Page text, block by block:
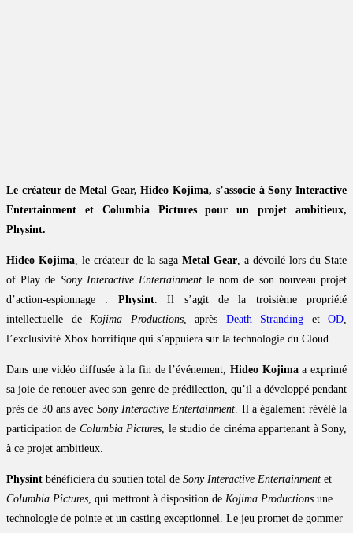
Le créateur de Metal Gear, Hideo Kojima, s’associe à Sony Interactive
Entertainment et Columbia Pictures pour un projet ambitieux,
Physint.
Hideo Kojima, le créateur de la saga Metal Gear, a dévoilé lors du State
of Play de Sony Interactive Entertainmentle nom de son nouveau projet
d’action-espionnage : Physint. Il s’agit de la troisième propriété
intellectuelle de Kojima Productions, après Death Stranding et OD,
l’exclusivité Xbox horrifique qui s’appuiera sur la technologie du Cloud.
Dans une vidéo diffusée à la fin de l’événement, Hideo Kojimaa exprimé
sa joie de renouer avec son genre de prédilection, qu’il a développé pendant
près de 30 ans avec Sony Interactive Entertainment. Il a également révélé la
participation de Columbia Pictures, le studio de cinéma appartenant à Sony,
à ce projet ambitieux.
Physint bénéficiera du soutien total de Sony Interactive Entertainment et
Columbia Pictures, qui mettront à disposition de Kojima Productions une
technologie de pointe et un casting exceptionnel. Le jeu promet de gommer